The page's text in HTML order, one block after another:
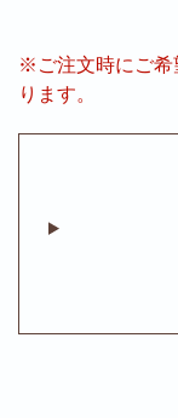
※ご注文時にご希
ります。